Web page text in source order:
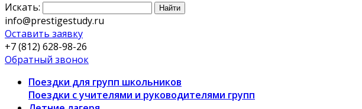
Искать:
info@prestigestudy.ru
Оставить заявку
+7 (812) 628-98-26
Обратный звонок
Поездки для групп школьников
Поездки с учителями и руководителями групп